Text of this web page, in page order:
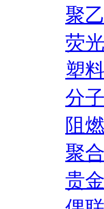
聚
荧
塑
分
阻
聚
贵